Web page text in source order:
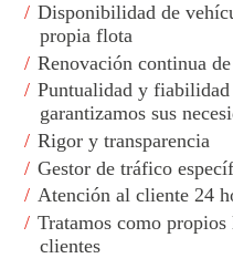
Disponibilidad de
propia flota
Renovación continua
Puntualidad y fiabilidad
garantizamos sus
Rigor y transparencia
Gestor de tráfico
Atención al cliente 24
Tratamos como
clientes